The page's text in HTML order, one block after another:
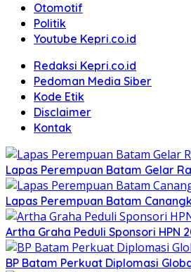
Otomotif
Politik
Youtube Kepri.co.id
Redaksi Kepri.co.id
Pedoman Media Siber
Kode Etik
Disclaimer
Kontak
Lapas Perempuan Batam Gelar
Lapas Perempuan Batam
Artha Graha Peduli Sponsori HPN
BP Batam Perkuat Diplomasi